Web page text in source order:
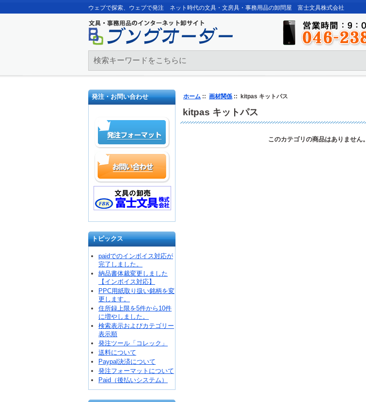
ウェブで探索、ウェブで発注 ネット時代の文具・文房具・事務用品の卸問屋 富士文具株式会社
発注・お問い合わせ
トピックス
paidでのインボイス対応が
完了しました。
納品書体裁変更しました
【インボイス対応】
PPC用紙取り扱い銘柄を変
更します。
住所録上限を5件から10件
に増やしました。
検索表示およびカテゴリー
表示順
発注ツール「コレック」
送料について
Paypal決済について
発注フォーマットについて
Paid（後払いシステム）
ホーム ::画材関係 :: kitpas キットパス
kitpas キットパス
このカテゴリの商品はありません。